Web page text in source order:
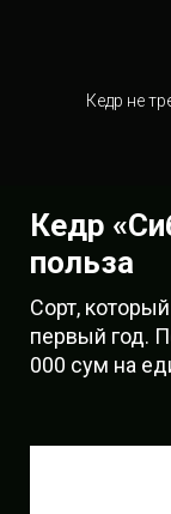
Кедр не
Кедр
польза
Сорт,
первый год.
000 сум на